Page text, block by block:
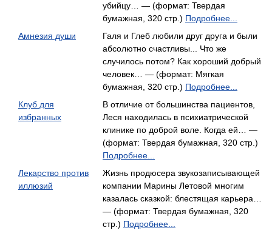
убийцу… — (формат: Твердая
бумажная, 320 стр.) Подробнее...
Амнезия души
Галя и Глеб любили друг друга и были
абсолютно счастливы... Что же
случилось потом? Как хороший добрый
человек… — (формат: Мягкая
бумажная, 320 стр.) Подробнее...
Клуб для
избранных
В отличие от большинства пациентов,
Леся находилась в психиатрической
клинике по доброй воле. Когда ей… —
(формат: Твердая бумажная, 320 стр.)
Подробнее...
Лекарство против
иллюзий
Жизнь продюсера звукозаписывающей
компании Марины Летовой многим
казалась сказкой: блестящая карьера…
— (формат: Твердая бумажная, 320
стр.) Подробнее...